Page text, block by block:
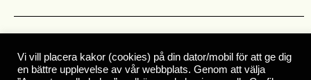
Kontakt Press
Vi vill placera kakor (cookies) på din dator/mobil för att ge dig
en bättre upplevelse av vår webbplats. Genom att välja